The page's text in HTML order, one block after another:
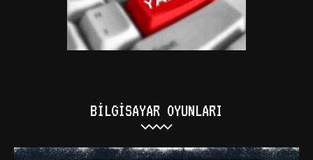
BILGISAYAR OYUNLARI